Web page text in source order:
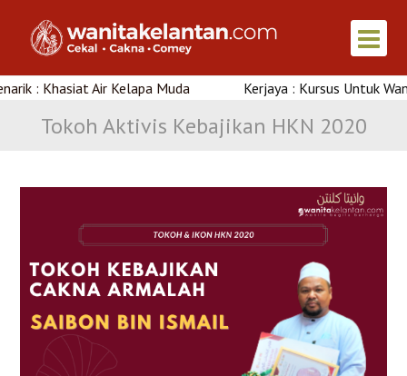
Air Kelapa Muda Kerjaya : Kursus Untuk Wanita Di
Tokoh Aktivis Kebajikan HKN 2020